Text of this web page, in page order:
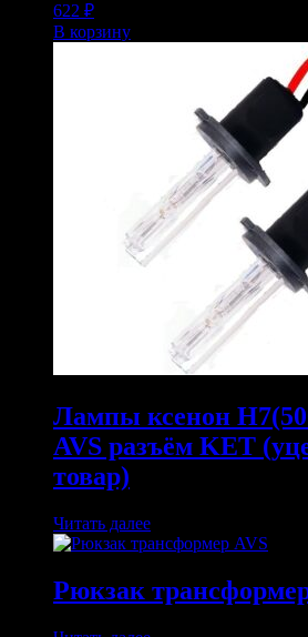
622 ₽
В корзину
Лампы ксенон
AVS разъём KET
товар)
Читать далее
Рюкзак